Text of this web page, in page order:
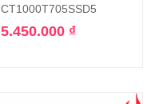
CT1000T705SSD5
5.450.000 ₫